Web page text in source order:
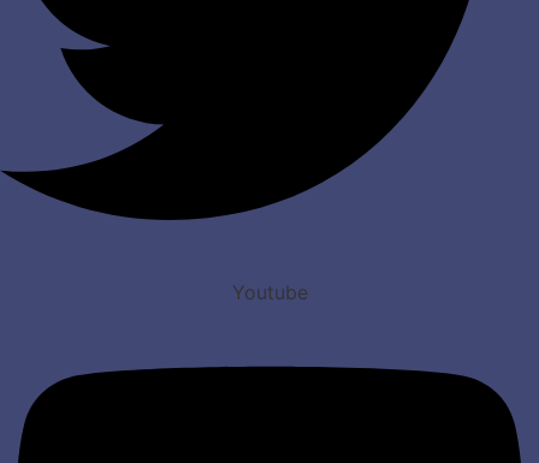
Youtube